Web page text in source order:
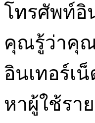
โทรศัพท์อิ
คุณรู้ว่าคุณ
อินเทอร์เ
หาผู้ใช้รา